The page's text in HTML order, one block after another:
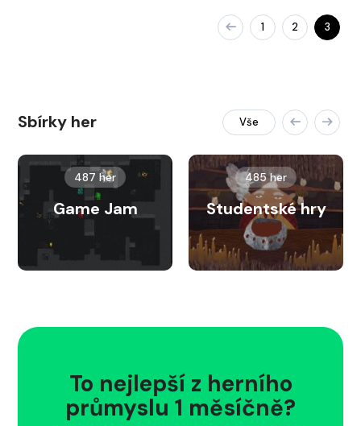
1 2 3
Sbírky her Vše
487 her
Game Jam
485 her
Studentské hry
To nejlepší z herního
průmyslu 1 měsíčně?